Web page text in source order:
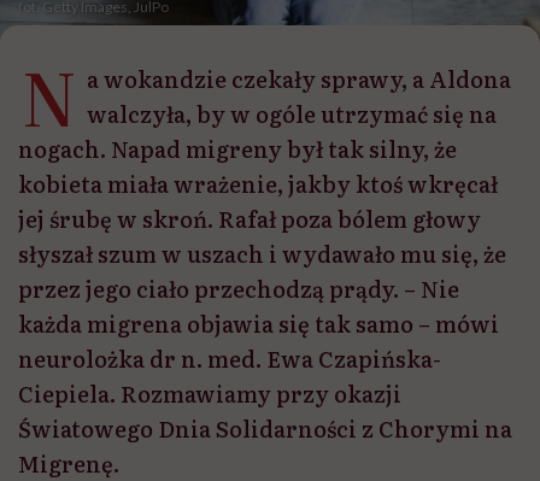
fot. Getty Images, JulPo
N a wokandzie czekały sprawy, a Aldona
walczyła, by w ogóle utrzymać się na
nogach. Napad migreny był tak silny, że
kobieta miała wrażenie, jakby ktoś wkręcał
jej śrubę w skroń. Rafał poza bólem głowy
słyszał szum w uszach i wydawało mu się, że
przez jego ciało przechodzą prądy. – Nie
każda migrena objawia się tak samo – mówi
neurolożka dr n. med. Ewa Czapińska-
Ciepiela. Rozmawiamy przy okazji
Światowego Dnia Solidarności z Chorymi na
Migrenę.